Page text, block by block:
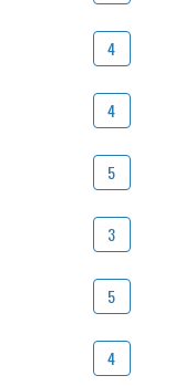
4
4
5
3
5
4